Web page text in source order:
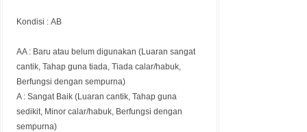
Kondisi : AB
AA : Baru atau belum digunakan (Luaran sangat
cantik, Tahap guna tiada, Tiada calar/habuk,
Berfungsi dengan sempurna)
A : Sangat Baik (Luaran cantik, Tahap guna
sedikit, Minor calar/habuk, Berfungsi dengan
sempurna)